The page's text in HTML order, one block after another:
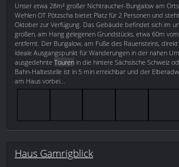
Unser etwa 28m² großer Nichtraucher-Bungalow am
Wehlen OT Pötzscha bietet Platz für 2 Personen und
Oktober zur Verfügung. Das Gebäude befindet sich im
großen, am Hang gelegenen Grundstücks, etwa 60m
entfernt. Der Bungalow, am Fuße des Rauensteins,
ideale Ausgangspunkt für Wanderungen in der nahen
ausgedehnte Touren in die hintere Sächsische Schweiz
Bahn-Haltestelle ist in 5 min erreichbar und der
am Haus vorbei...
Haus Gamrigblick